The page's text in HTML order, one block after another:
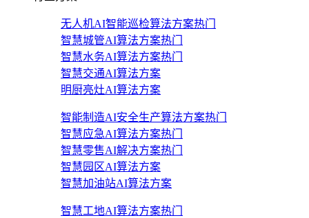
无人机AI智能巡检算法方案热门
智慧城管AI算法方案热门
智慧水务AI算法方案热门
智慧交通AI算法方案
明厨亮灶AI算法方案
智能制造AI安全生产算法方案热门
智慧应急AI算法方案热门
智慧零售AI解决方案热门
智慧园区AI算法方案
智慧加油站AI算法方案
智慧工地AI算法方案热门